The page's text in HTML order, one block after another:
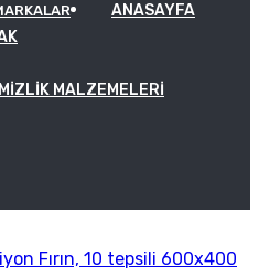
ANASAYFA
MALZEMELERI
Fırın, 10 tepsili 600x400